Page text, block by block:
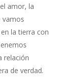
amor, la
vamos
la tierra con
relación
de verdad.